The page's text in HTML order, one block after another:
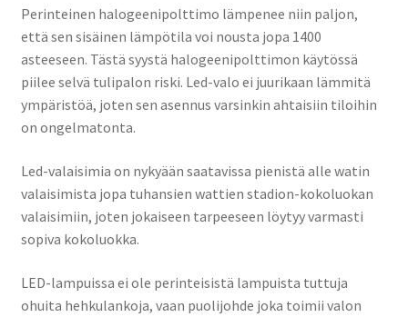
Perinteinen halogeenipolttimo lämpenee niin paljon,
että sen sisäinen lämpötila voi nousta jopa 1400
asteeseen. Tästä syystä halogeenipolttimon käytössä
piilee selvä tulipalon riski. Led-valo ei juurikaan lämmitä
ympäristöä, joten sen asennus varsinkin ahtaisiin tiloihin
on ongelmatonta.
Led-valaisimia on nykyään saatavissa pienistä alle watin
valaisimista jopa tuhansien wattien stadion-kokoluokan
valaisimiin, joten jokaiseen tarpeeseen löytyy varmasti
sopiva kokoluokka.
LED-lampuissa ei ole perinteisistä lampuista tuttuja
ohuita hehkulankoja, vaan puolijohde joka toimii valon